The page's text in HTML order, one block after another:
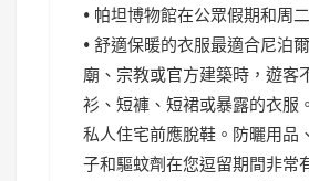
• 帕坦博物館在公眾假期和周
• 舒適保暖的衣服最適合尼泊
廟、宗教或官方建築時，遊客
衫、短褲、短裙或暴露的衣服
私人住宅前應脫鞋。防曬用品
子和驅蚊劑在您逗留期間非常